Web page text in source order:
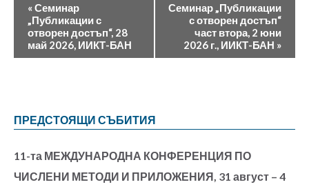
«Семинар
„Публикации с
отворен достъп“, 28
май 2026, ИИКТ-БАН
Семинар „Публикации
с отворен достъп“
част втора, 2 юни
2026 г., ИИКТ-БАН »
ПРЕДСТОЯЩИ СЪБИТИЯ
11-та МЕЖДУНАРОДНА КОНФЕРЕНЦИЯ ПО
ЧИСЛЕНИ МЕТОДИ И ПРИЛОЖЕНИЯ, 31 август – 4